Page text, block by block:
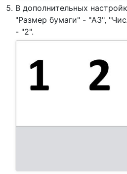
В дополнительных
"Размер бумаги" - "A3",
- "2".